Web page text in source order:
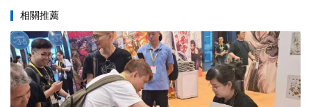
相關推薦